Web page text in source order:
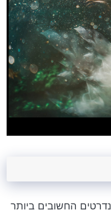
החשובים ביותר